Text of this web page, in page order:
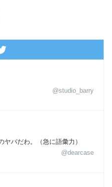
@studio_barry
ヤバだわ。（急に語彙力）
@dearcase